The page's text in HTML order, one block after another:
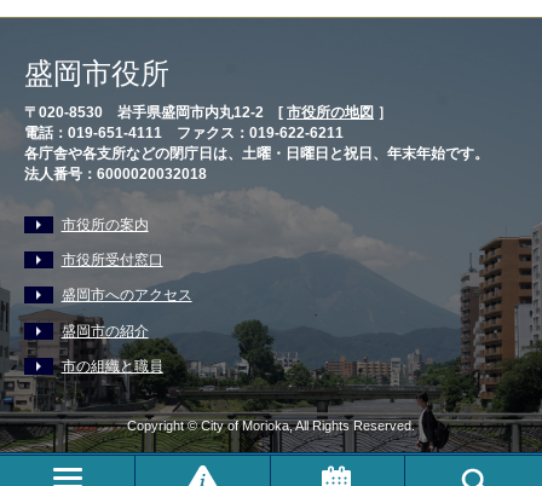
盛岡市役所
〒020-8530 岩手県盛岡市内丸12-2 [ 市役所の地図 ］
電話：019-651-4111 ファクス：019-622-6211
各庁舎や各支所などの閉庁日は、土曜・日曜日と祝日、年末年始です。
法人番号：6000020032018
市役所の案内
市役所受付窓口
盛岡市へのアクセス
盛岡市の紹介
市の組織と職員
Copyright © City of Morioka, All Rights Reserved.